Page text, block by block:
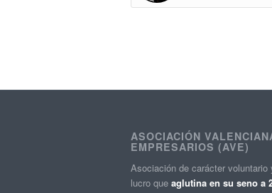
ASOCIACIÓN
EMPRESARIOS (AVE)
Asociación de carácter voluntario
lucro que aglutina en su seno a